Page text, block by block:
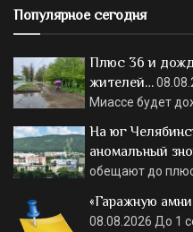
Популярное сегодня
Плюс 36 и
жителей…
Миассе будет
На юг
аномальный
обещают до
«Гаражную
08.08.2026 До 1